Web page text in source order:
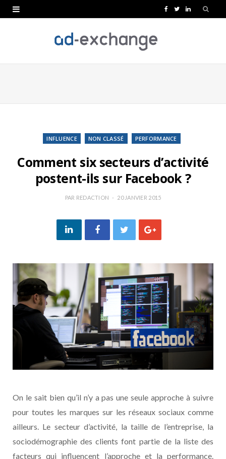
e
k
T
t
L
k
INFLUENCE NON CLASSÉ PERFORMANCE
Comment six secteurs d’activité
postent-ils sur Facebook ?
PAR REDACTION 20 JANVIER 2015
On le sait bien qu’il n’y a pas une seule approche à suivre
pour toutes les marques sur les réseaux sociaux comme
ailleurs. Le secteur d’activité, la taille de l’entreprise, la
sociodémographie des clients font partie de la liste des
facteurs qui influencent l’approche et la performance.